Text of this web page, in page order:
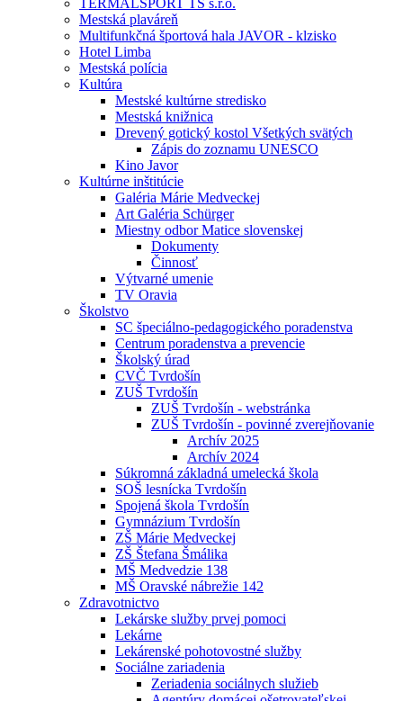
TERMALŠPORT TS s.r.o.
Mestská plaváreň
Multifunkčná športová hala JAVOR - klzisko
Hotel Limba
Mestská polícia
Kultúra
Mestské kultúrne stredisko
Mestská knižnica
Drevený gotický kostol Všetkých svätých
Zápis do zoznamu UNESCO
Kino Javor
Kultúrne inštitúcie
Galéria Márie Medveckej
Art Galéria Schürger
Miestny odbor Matice slovenskej
Dokumenty
Činnosť
Výtvarné umenie
TV Oravia
Školstvo
SC špeciálno-pedagogického poradenstva
Centrum poradenstva a prevencie
Školský úrad
CVČ Tvrdošín
ZUŠ Tvrdošín
ZUŠ Tvrdošín - webstránka
ZUŠ Tvrdošín - povinné zverejňovanie
Archív 2025
Archív 2024
Súkromná základná umelecká škola
SOŠ lesnícka Tvrdošín
Spojená škola Tvrdošín
Gymnázium Tvrdošín
ZŠ Márie Medveckej
ZŠ Štefana Šmálika
MŠ Medvedzie 138
MŠ Oravské nábrežie 142
Zdravotnictvo
Lekárske služby prvej pomoci
Lekárne
Lekárenské pohotovostné služby
Sociálne zariadenia
Zeriadenia sociálnych služieb